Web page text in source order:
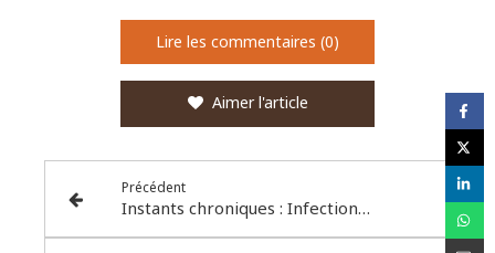
Lire les commentaires (0)
Aimer l'article
Précédent
Instants chroniques : Infections nosocomiales